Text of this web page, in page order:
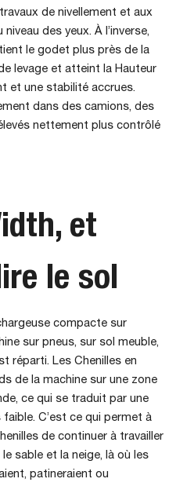
de nivellement et aux
des yeux. À l’inverse,
le godet plus près de la
levage et atteint la Hauteur
et une stabilité accrues.
dans des camions, des
nettement plus contrôlé
et
le sol
compacte sur
sur pneus, sur sol meuble,
réparti. Les Chenilles en
de la machine sur une zone
ce qui se traduit par une
C’est ce qui permet à
de continuer à travailler
sable et la neige, là où les
patineraient ou